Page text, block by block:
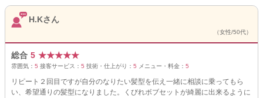
H.Kさん
（女性/50代）
総合 5 ★★★★★
雰囲気： 5 接客サービス： 5 技術・仕上がり： 5 メニュー・料金： 5
リピート２回目ですが自分のなりたい髪型を伝え一緒に相談に乗ってもら
い、希望通りの髪型になりました。くびれボブセットが綺麗に出来るように